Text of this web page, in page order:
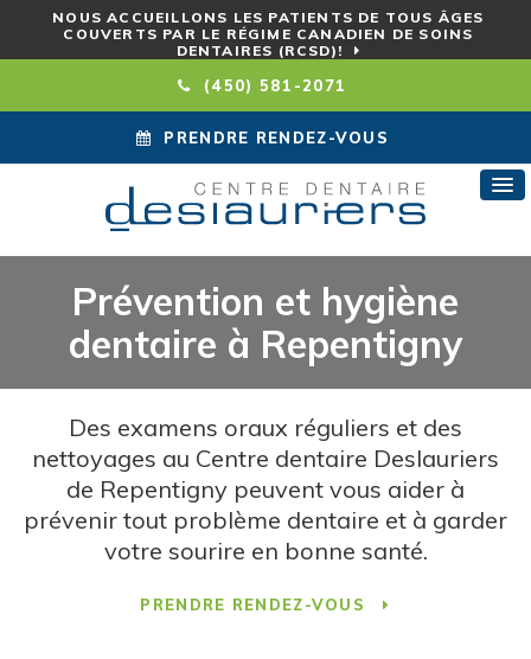
NOUS ACCUEILLONS LES PATIENTS DE TOUS ÂGES
COUVERTS PAR LE RÉGIME CANADIEN DE SOINS
DENTAIRES (RCSD)!
(450) 581-2071
PRENDRE RENDEZ-VOUS
Prévention et hygiène
dentaire à Repentigny
Des examens oraux réguliers et des
nettoyages au Centre dentaire Deslauriers
de Repentigny peuvent vous aider à
prévenir tout problème dentaire et à garder
votre sourire en bonne santé.
PRENDRE RENDEZ-VOUS